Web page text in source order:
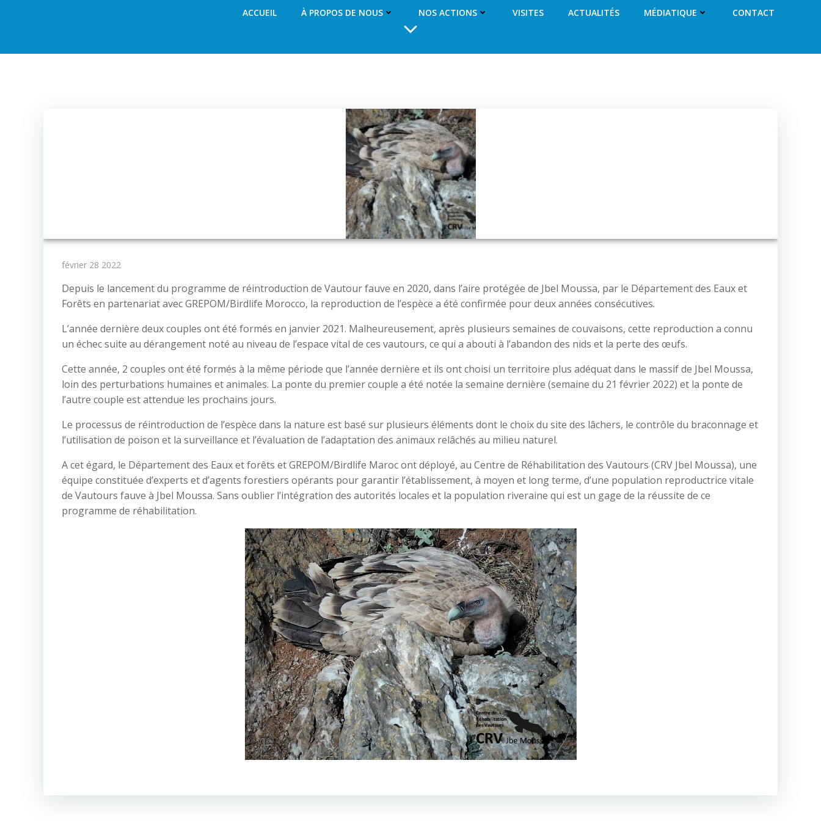
ACCUEIL À PROPOS DE NOUS NOS ACTIONS VISITES ACTUALITÉS MÉDIATIQUE CONTACT
février 28 2022
Depuis le lancement du programme de réintroduction de Vautour fauve en 2020, dans l’aire protégée de Jbel Moussa, par le Département des Eaux et
Forêts en partenariat avec GREPOM/Birdlife Morocco, la reproduction de l’espèce a été confirmée pour deux années consécutives.
L’année dernière deux couples ont été formés en janvier 2021. Malheureusement, après plusieurs semaines de couvaisons, cette reproduction a connu
un échec suite au dérangement noté au niveau de l’espace vital de ces vautours, ce qui a abouti à l’abandon des nids et la perte des œufs.
Cette année, 2 couples ont été formés à la même période que l’année dernière et ils ont choisi un territoire plus adéquat dans le massif de Jbel Moussa,
loin des perturbations humaines et animales. La ponte du premier couple a été notée la semaine dernière (semaine du 21 février 2022) et la ponte de
l’autre couple est attendue les prochains jours.
Le processus de réintroduction de l’espèce dans la nature est basé sur plusieurs éléments dont le choix du site des lâchers, le contrôle du braconnage et
l’utilisation de poison et la surveillance et l’évaluation de l’adaptation des animaux relâchés au milieu naturel.
A cet égard, le Département des Eaux et forêts et GREPOM/Birdlife Maroc ont déployé, au Centre de Réhabilitation des Vautours (CRV Jbel Moussa), une
équipe constituée d’experts et d’agents forestiers opérants pour garantir l’établissement, à moyen et long terme, d’une population reproductrice vitale
de Vautours fauve à Jbel Moussa. Sans oublier l’intégration des autorités locales et la population riveraine qui est un gage de la réussite de ce
programme de réhabilitation.